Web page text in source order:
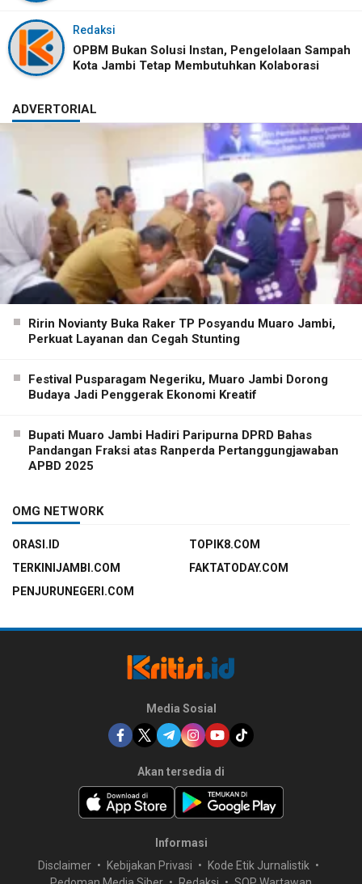
Redaksi
OPBM Bukan Solusi Instan, Pengelolaan Sampah
Kota Jambi Tetap Membutuhkan Kolaborasi
ADVERTORIAL
Ririn Novianty Buka Raker TP Posyandu Muaro Jambi,
Perkuat Layanan dan Cegah Stunting
Festival Pusparagam Negeriku, Muaro Jambi Dorong
Budaya Jadi Penggerak Ekonomi Kreatif
Bupati Muaro Jambi Hadiri Paripurna DPRD Bahas
Pandangan Fraksi atas Ranperda Pertanggungjawaban
APBD 2025
OMG NETWORK
ORASI.ID
TOPIK8.COM
TERKINIJAMBI.COM
FAKTATODAY.COM
PENJURUNEGERI.COM
Media Sosial
Akan tersedia di
Informasi
Disclaimer
Kebijakan Privasi
Kode Etik Jurnalistik